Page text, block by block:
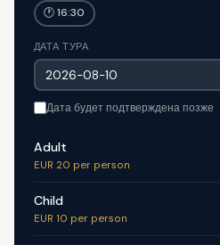
🕐 16:30
ДАТА ТУРА
Дата будет подтверждена позже
Adult
EUR 20 per person
Child
EUR 10 per person